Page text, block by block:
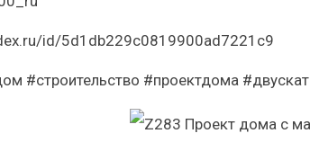
id/5d1db229c0819900ad7221c9
#строительство #проектдома